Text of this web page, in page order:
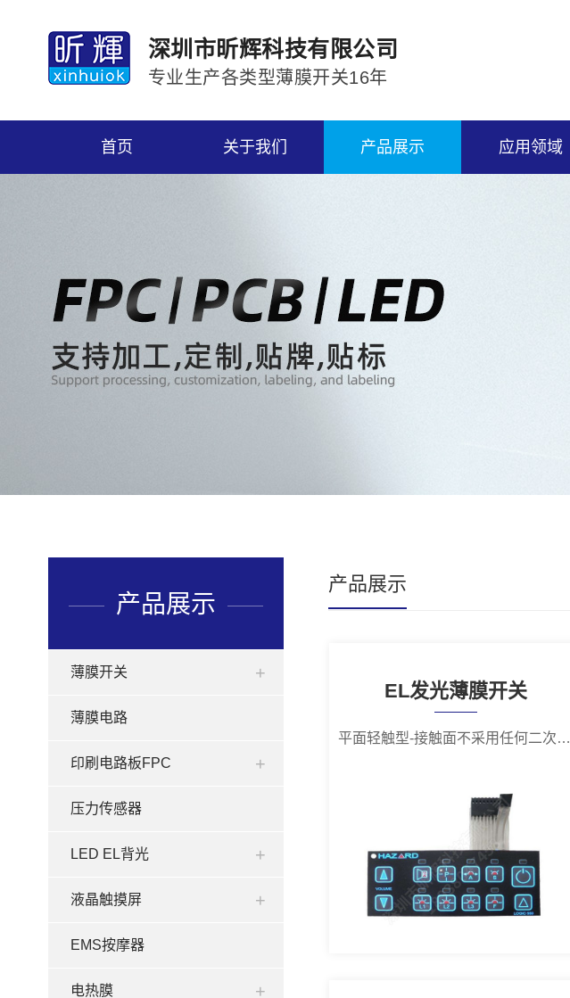
深圳市昕辉科技有限公司
专业生产各类型薄膜开关16年
首页 关于我们 产品展示 应用领域
产品展示
薄膜开关
薄膜电路
印刷电路板FPC
压力传感器
LED EL背光
液晶触摸屏
EMS按摩器
电热膜
产品展示
EL发光薄膜开关
平面轻触型-接触面不采用任何二次工艺